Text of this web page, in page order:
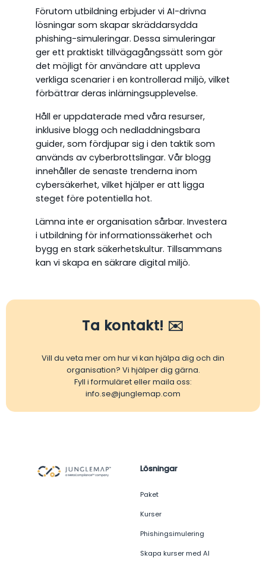
Förutom utbildning erbjuder vi AI-drivna
lösningar som skapar skräddarsydda
phishing-simuleringar. Dessa simuleringar
ger ett praktiskt tillvägagångssätt som gör
det möjligt för användare att uppleva
verkliga scenarier i en kontrollerad miljö, vilket
förbättrar deras inlärningsupplevelse.
Håll er uppdaterade med våra resurser,
inklusive blogg och nedladdningsbara
guider, som fördjupar sig i den taktik som
används av cyberbrottslingar. Vår blogg
innehåller de senaste trenderna inom
cybersäkerhet, vilket hjälper er att ligga
steget före potentiella hot.
Lämna inte er organisation sårbar. Investera
i utbildning för informationssäkerhet och
bygg en stark säkerhetskultur. Tillsammans
kan vi skapa en säkrare digital miljö.
Ta kontakt! ✉️
Vill du veta mer om hur vi kan hjälpa dig och din
organisation? Vi hjälper dig gärna.
Fyll i formuläret eller maila oss:
info.se@junglemap.com
Lösningar
Paket
Kurser
Phishingsimulering
Skapa kurser med AI